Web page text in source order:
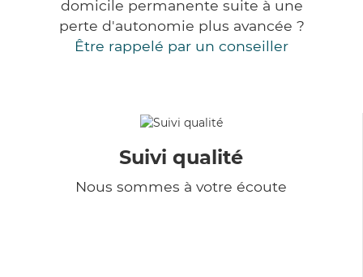
domicile permanente suite à une
perte d'autonomie plus avancée ?
Être rappelé par un conseiller
Suivi qualité
Nous sommes à votre écoute